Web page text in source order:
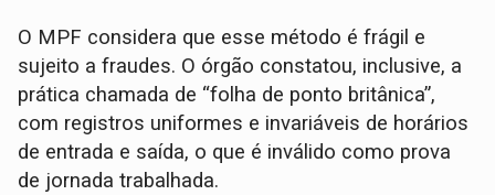
O MPF considera que esse método é frágil e
sujeito a fraudes. O órgão constatou, inclusive, a
prática chamada de “folha de ponto britânica”,
com registros uniformes e invariáveis de horários
de entrada e saída, o que é inválido como prova
de jornada trabalhada.